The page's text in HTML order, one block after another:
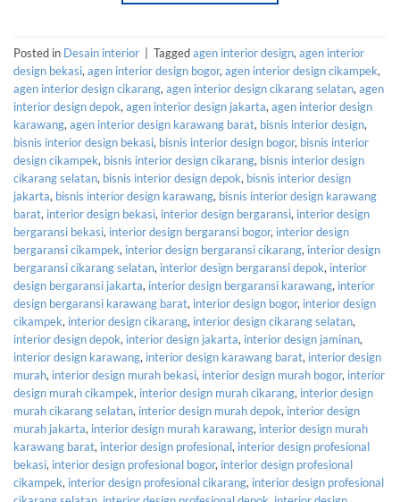
Posted in Desain interior Taggedagen interior design, agen interior
design bekasi, agen interior design bogor, agen interior design cikampek,
agen interior design cikarang, agen interior design cikarang selatan, agen
interior design depok, agen interior design jakarta, agen interior design
karawang, agen interior design karawang barat, bisnis interior design,
bisnis interior design bekasi, bisnis interior design bogor, bisnis interior
design cikampek, bisnis interior design cikarang, bisnis interior design
cikarang selatan, bisnis interior design depok, bisnis interior design
jakarta, bisnis interior design karawang, bisnis interior design karawang
barat, interior design bekasi, interior design bergaransi, interior design
bergaransi bekasi, interior design bergaransi bogor, interior design
bergaransi cikampek, interior design bergaransi cikarang, interior design
bergaransi cikarang selatan, interior design bergaransi depok, interior
design bergaransi jakarta, interior design bergaransi karawang, interior
design bergaransi karawang barat, interior design bogor, interior design
cikampek, interior design cikarang, interior design cikarang selatan,
interior design depok, interior design jakarta, interior design jaminan,
interior design karawang, interior design karawang barat, interior design
murah, interior design murah bekasi, interior design murah bogor, interior
design murah cikampek, interior design murah cikarang, interior design
murah cikarang selatan, interior design murah depok, interior design
murah jakarta, interior design murah karawang, interior design murah
karawang barat, interior design profesional, interior design profesional
bekasi, interior design profesional bogor, interior design profesional
cikampek, interior design profesional cikarang, interior design profesional